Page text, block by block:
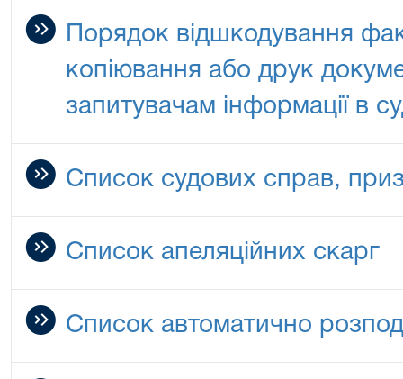
Порядок відшкодування
копіювання або друк
запитувачам інформації в
Список судових справ,
Список апеляційних скарг
Список автоматично